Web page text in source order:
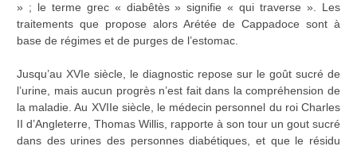
» ; le terme grec « diabêtès » signifie « qui traverse ». Les
traitements que propose alors Arétée de Cappadoce sont à
base de régimes et de purges de l’estomac.
Jusqu’au XVIe siècle, le diagnostic repose sur le goût sucré de
l’urine, mais aucun progrès n’est fait dans la compréhension de
la maladie. Au XVIIe siècle, le médecin personnel du roi Charles
II d’Angleterre, Thomas Willis, rapporte à son tour un gout sucré
dans des urines des personnes diabétiques, et que le résidu